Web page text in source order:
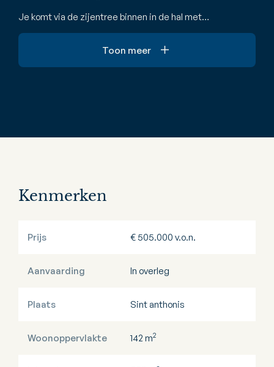
Je komt via de zijentree binnen in de hal met…
Toon meer
Kenmerken
Prijs € 505.000 v.o.n.
Aanvaarding In overleg
Plaats Sint anthonis
Woonoppervlakte 142 m2